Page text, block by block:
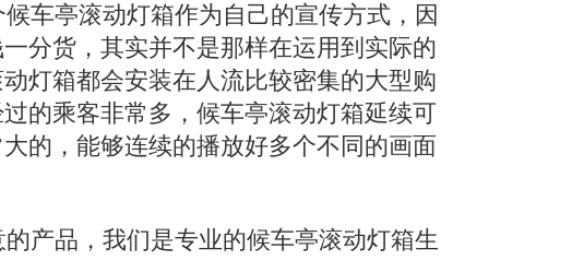
车亭滚动灯箱作为自己的宣传方式，因
分货，其实并不是那样在运用到实际的
灯箱都会安装在人流比较密集的大型购
的乘客非常多，候车亭滚动灯箱延续可
的，能够连续的播放好多个不同的画面
产品，我们是专业的候车亭滚动灯箱生